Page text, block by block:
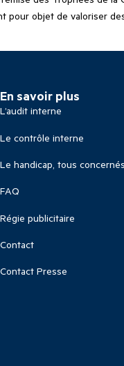
pour objet de valoriser
En savoir plus
L’audit interne
Le contrôle interne
Le handicap, tous concernés
FAQ
Régie publicitaire
Contact
Contact Presse